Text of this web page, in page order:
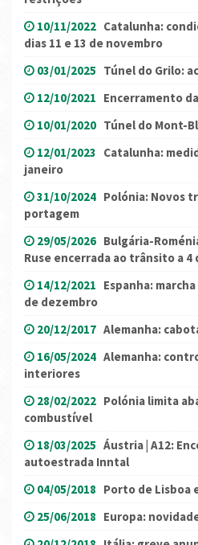
10/11/2022 Catalunha:
dias 11 e 13 de novembro
03/01/2025 Túnel do Grilo:
12/10/2021 Encerramento
10/01/2020 Túnel do Mont-
12/01/2023 Catalunha:
janeiro
31/10/2024 Polónia: Novos
portagem
29/05/2026 Bulgária-
Ruse encerrada ao trânsito a 4
14/12/2021 Espanha:
de dezembro
20/12/2017 Alemanha:
16/05/2024 Alemanha:
interiores
28/02/2022 Polónia limita
combustível
18/03/2025 Áustria | A12:
autoestrada Inntal
04/05/2018 Porto de Lisboa
25/06/2018 Europa: